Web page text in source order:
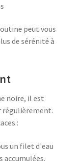
peut vous
de sérénité à
noire, il est
régulièrement.
:
un filet d'eau